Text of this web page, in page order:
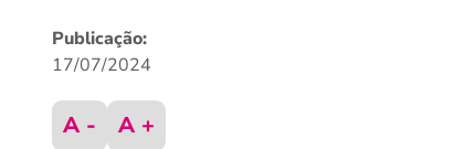
Publicação:
17/07/2024
A - A +